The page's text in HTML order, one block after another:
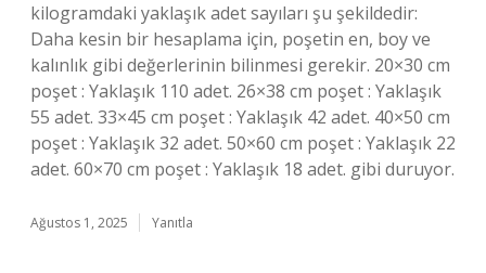
kilogramdaki yaklaşık adet sayıları şu şekildedir:
Daha kesin bir hesaplama için, poşetin en, boy ve
kalınlık gibi değerlerinin bilinmesi gerekir. 20×30 cm
poşet : Yaklaşık 110 adet. 26×38 cm poşet : Yaklaşık
55 adet. 33×45 cm poşet : Yaklaşık 42 adet. 40×50 cm
poşet : Yaklaşık 32 adet. 50×60 cm poşet : Yaklaşık 22
adet. 60×70 cm poşet : Yaklaşık 18 adet. gibi duruyor.
Ağustos 1, 2025 Yanıtla